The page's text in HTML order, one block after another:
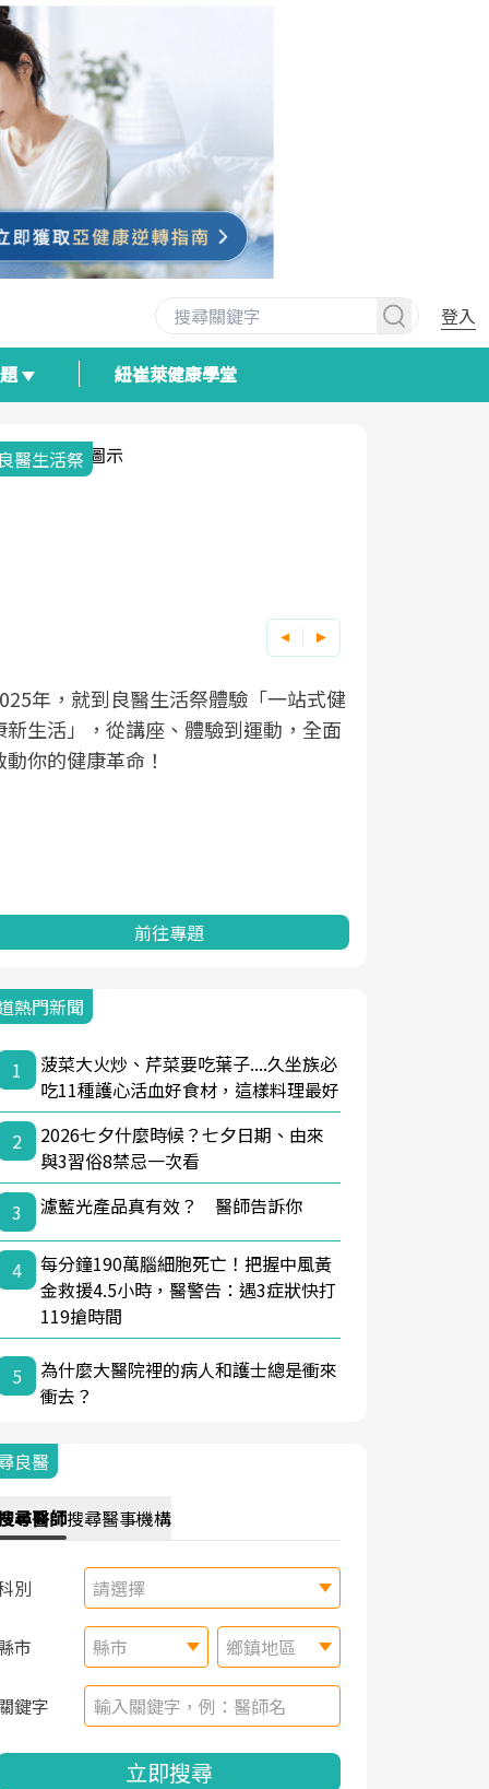
登入
紐崔萊健康學堂
與健康韌性的距離
醫健康網從「換季的身體變化」出發，
過醫學觀點與日常感受的對話，建立對
健康的認知，進而引導實際的改善行
前往專題
熱門新聞
1
菠菜大火炒、芹菜要吃葉子....久坐族必
吃11種護心活血好食材，這樣料理最好
2
2026七夕什麼時候？七夕日期、由來
與3習俗8禁忌一次看
3
濾藍光產品真有效？ 醫師告訴你
4
每分鐘190萬腦細胞死亡！把握中風黃
金救援4.5小時，醫警告：遇3症狀快打
119搶時間
5
為什麼大醫院裡的病人和護士總是衝來
衝去？
良醫
尋醫師搜尋醫事機構
別 請選擇
市 縣市 鄉鎮地區
鍵字
立即搜尋